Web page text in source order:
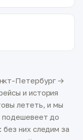
Петербург →
и история
лететь, и мы
подешевеет до
них следим за